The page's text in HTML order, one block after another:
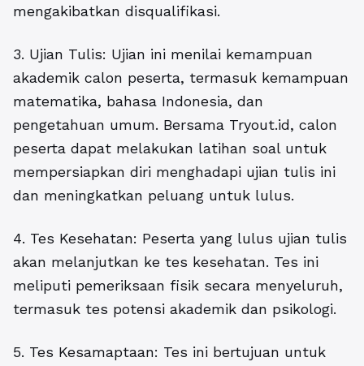
mengakibatkan disqualifikasi.
3. Ujian Tulis: Ujian ini menilai kemampuan
akademik calon peserta, termasuk kemampuan
matematika, bahasa Indonesia, dan
pengetahuan umum. Bersama Tryout.id, calon
peserta dapat melakukan latihan soal untuk
mempersiapkan diri menghadapi ujian tulis ini
dan meningkatkan peluang untuk lulus.
4. Tes Kesehatan: Peserta yang lulus ujian tulis
akan melanjutkan ke tes kesehatan. Tes ini
meliputi pemeriksaan fisik secara menyeluruh,
termasuk tes potensi akademik dan psikologi.
5. Tes Kesamaptaan: Tes ini bertujuan untuk